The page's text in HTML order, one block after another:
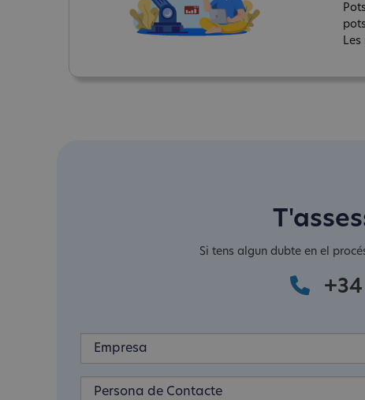
Si tens algun dubte en el
+34